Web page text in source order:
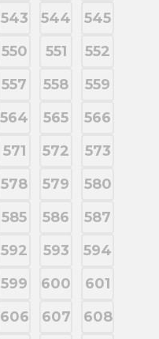
543 544
545
550 551
552
557 558
559
564 565
566
571 572
573
578 579
580
585 586
587
592 593
594
599 600
601
606 607
608